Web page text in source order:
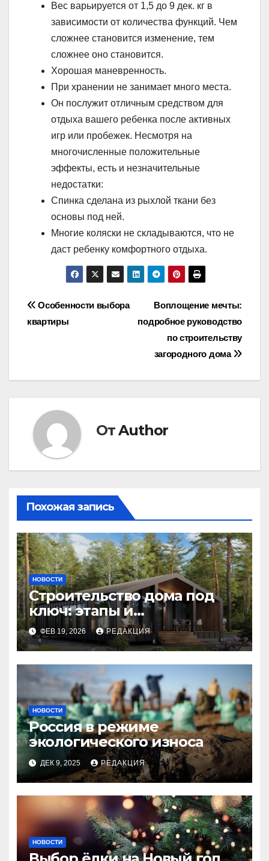
Вес варьируется от 1,5 до 9 дек. кг в
зависимости от количества функций. Чем
сложнее становится изменение, тем
сложнее оно становится.
Хорошая маневренность.
При хранении не занимает много места.
Он послужит отличным средством для
отдыха вашего ребенка после активных
игр или пробежек. Несмотря на
многочисленные положительные
эффекты, есть и незначительные
недостатки:
Спинка сделана из рыхлой ткани без
основы под ней.
Многие коляски не складываются, что не
даст ребенку комфортного отдыха.
Навигация
по
Воплощение мечты:
подробное руководство
по строительству
загородного дома
Особенности выбора
квартиры
ОтAuthor
Похожая запись
НОВОСТИ
Строительство дома под
ключ: этапы и
планирование бюджета
ФЕВ 19, 2026 РЕДАКЦИЯ
НОВОСТИ
Россия в режиме
экологического износа
ДЕК 9, 2025 РЕДАКЦИЯ
НОВОСТИ